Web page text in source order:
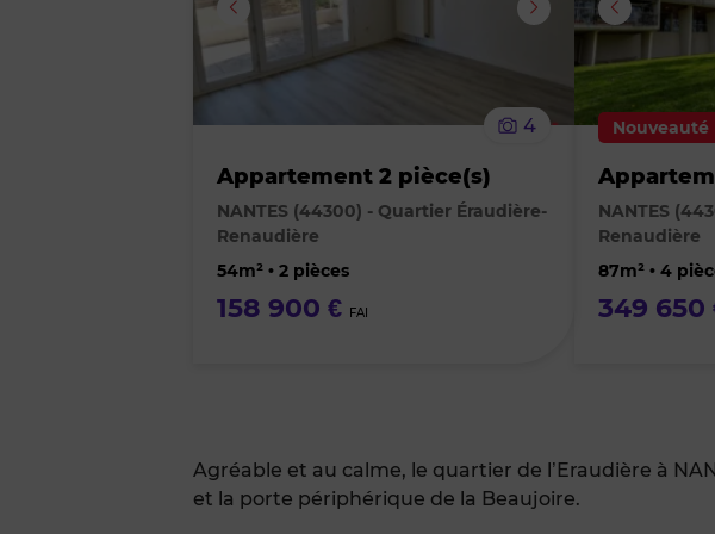
supprimer
des
favoris
4
Appartement 2 pièce(s)
NANTES (44300) - Quartier Éraudière-
Renaudière
54m² • 2 pièces
158 900 € FAI
Nouveauté
NANTES
Renaudière
87m² • 4
349 650
Agréable et au calme, le quartier de l’Eraudière à
et la porte périphérique de la Beaujoire.